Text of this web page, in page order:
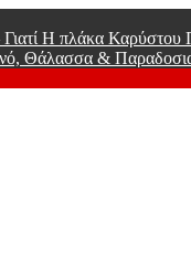
Η πλάκα Καρύστου
Θάλασσα &